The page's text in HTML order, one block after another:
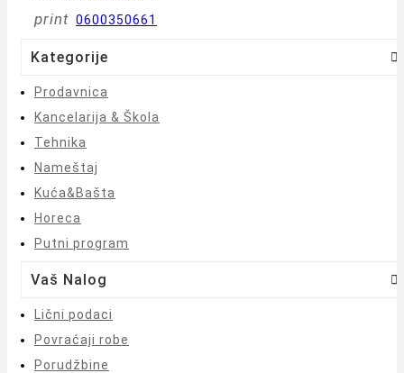
print 0600350661
Kategorije 
Prodavnica
Kancelarija & Škola
Tehnika
Nameštaj
Kuća&Bašta
Horeca
Putni program
Vaš Nalog 
Lični podaci
Povraćaji robe
Porudžbine